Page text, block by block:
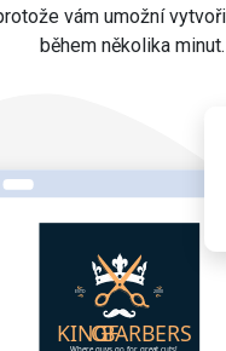
vám umožní
během několika minut.